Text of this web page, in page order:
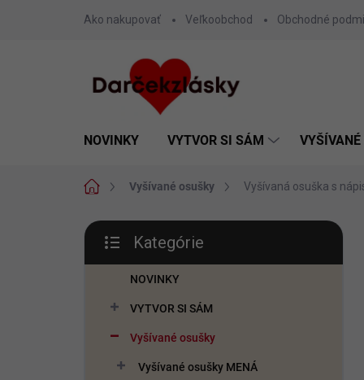
Ako nakupovať Veľkoobchod Obchodné
NOVINKY VYTVOR SI SÁM
DomovVyšívané osušky Vyšívaná osuška s
B
č
kategórie
Kategórie
NOVINKY
VYTVOR SI SÁM
Vyšívané osušky
Vyšívané osušky MENÁ